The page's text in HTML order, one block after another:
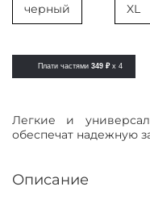
Плати частями 349 ₽ x 4
черный XL
Легкие и
обеспечат надежную
Описание